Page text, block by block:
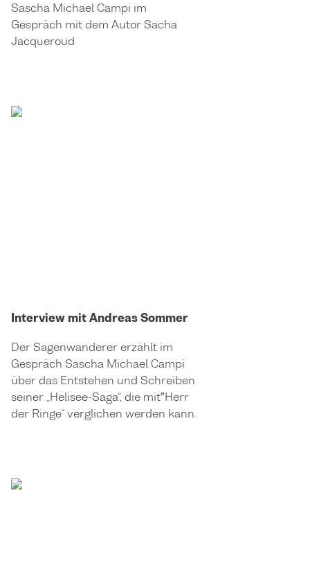
Sascha Michael Campi im
Gespräch mit dem Autor Sacha
Jacqueroud
Interview mit Andreas Sommer
Der Sagenwanderer erzählt im
Gespräch Sascha Michael Campi
über das Entstehen und Schreiben
seiner „Helisee-Saga“, die mit″Herr
der Ringe“ verglichen werden kann.